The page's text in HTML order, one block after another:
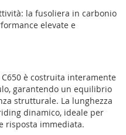
la fusoliera in carbonio
elevate e
è costruita interamente
garantendo un equilibrio
strutturale. La lunghezza
dinamico, ideale per
risposta immediata.